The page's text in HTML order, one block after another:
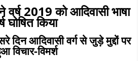
2019 को आदिवासी भाषा
घोषित किया
दिन आदिवासी वर्ग से जुड़े मुद्दों पर
विचार-विमर्श